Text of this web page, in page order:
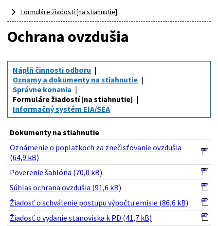
Formuláre žiadostí [na stiahnutie]
Ochrana ovzdušia
Náplň činnosti odboru
Oznamy a dokumenty na stiahnutie
Správne konania
Formuláre žiadostí [na stiahnutie]
Informačný systém EIA/SEA
Dokumenty na stiahnutie
Oznámenie o poplatkoch za znečisťovanie ovzdušia
(64,9 kB)
Poverenie šablóna (70,0 kB)
Súhlas ochrana ovzdušia (91,6 kB)
Žiadosť o schválenie postupu výpočtu emisie (86,6 kB)
Žiadosť o vydanie stanoviska k PD (41,7 kB)